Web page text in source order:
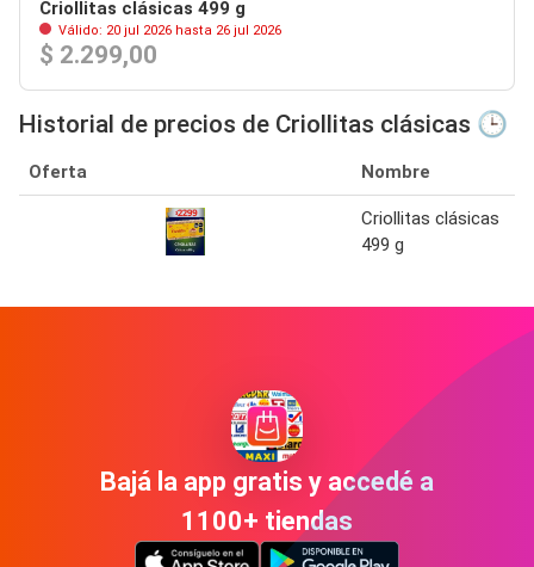
Criollitas clásicas 499 g
Válido: 20 jul 2026 hasta 26 jul 2026
$ 2.299,00
Historial de precios de Criollitas clásicas 🕒
Oferta Nombre
Criollitas clásicas
499 g
Bajá la app gratis y accedé a
1100+ tiendas